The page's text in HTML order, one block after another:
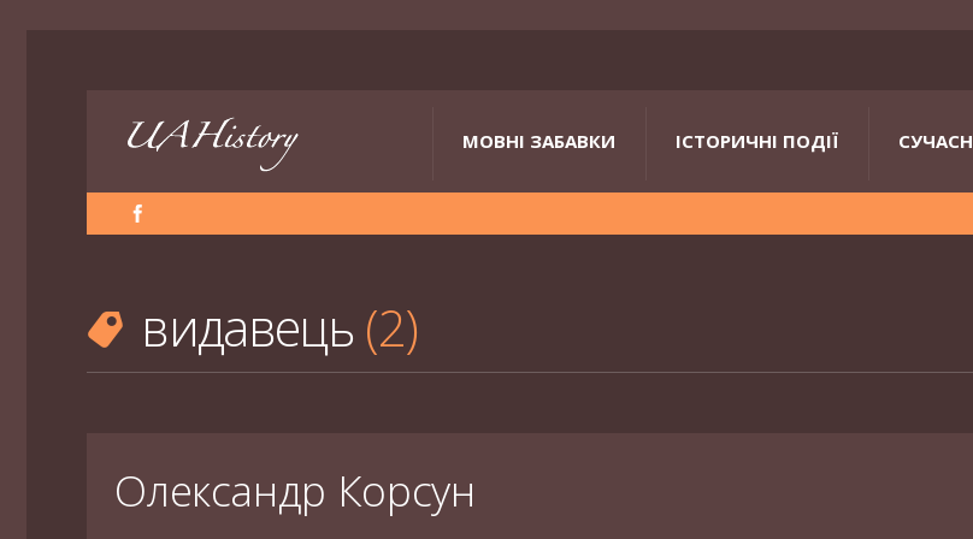
МОВНІ ЗАБАВКИ ІСТОРИЧНІ ПОДІЇ
видавець 2
Олександр Корсун